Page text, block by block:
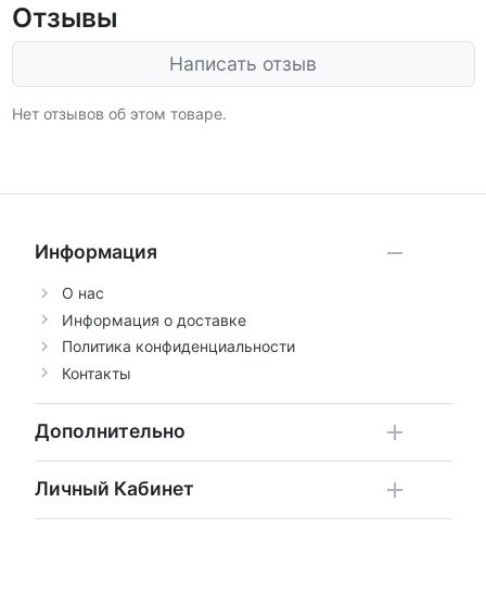
Отзывы
Написать отзыв
Нет отзывов об этом товаре.
Информация
О нас
Информация о доставке
Политика конфиденциальности
Контакты
Дополнительно
Личный Кабинет